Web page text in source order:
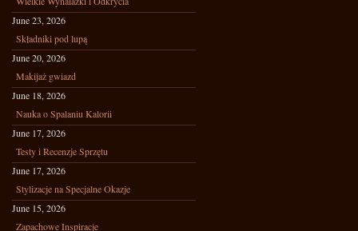
June 23, 2026
Składniki pod lupą
June 20, 2026
Makijaż gwiazd
June 18, 2026
Nauka o Spalaniu Kalorii
June 17, 2026
Testy i Recenzje Sprzętu
June 17, 2026
Stylizacje na Specjalne Okazje
June 15, 2026
Zapachowe Inspiracje